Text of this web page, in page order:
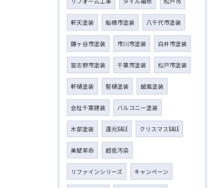
軒天塗装 船橋市塗装 八千代市塗装
鎌ヶ谷市塗装 市川市塗装 白井市塗装
習志野市塗装 千葉市塗装 松戸市塗装
軒樋塗装 竪樋塗装 破風塗装
会社千葉建装 バルコニー塗装
木部塗装 還元SALE クリスマスSALE
美壁革命 超低汚染
リファインシリーズ キャンペーン